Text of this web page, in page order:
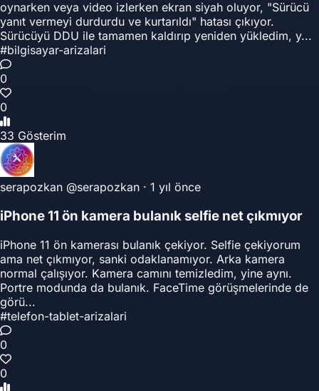
oynarken veya video izlerken ekran siyah oluyor, "Sürücü
yanıt vermeyi durdurdu ve kurtarıldı" hatası çıkıyor.
Sürücüyü DDU ile tamamen kaldırıp yeniden yükledim, y...
#bilgisayar-arizalari
0
0
33 Gösterim
serapozkan @serapozkan · 1 yıl önce
iPhone 11 ön kamera bulanık selfie net çıkmıyor
iPhone 11 ön kamerası bulanık çekiyor. Selfie çekiyorum
ama net çıkmıyor, sanki odaklanamıyor. Arka kamera
normal çalışıyor. Kamera camını temizledim, yine aynı.
Portre modunda da bulanık. FaceTime görüşmelerinde de
görü...
#telefon-tablet-arizalari
0
0